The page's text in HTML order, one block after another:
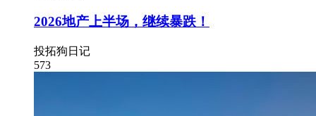
2026地产上半场，继续暴跌！
投拓狗日记
573